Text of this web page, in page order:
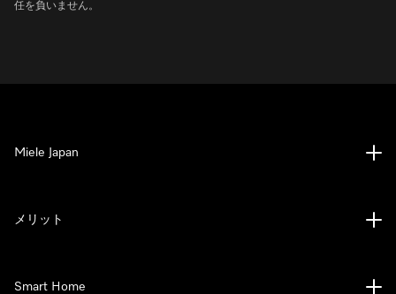
任を負いません。
Miele Japan
メリット
Smart Home